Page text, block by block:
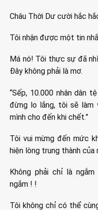
Châu Thời Dư cười hắc
Tôi nhận được một tin
Má nó! Tôi thực sự đã
Đây không phải là mơ.
“Sếp, 10.000 nhân dân
đừng lo lắng, tôi sẽ làm
mình cho đến khi chết.”
Tôi vui mừng đến mức
hiện lòng trung thành của
Không phải chỉ là
ngắm ! !
Tôi không chỉ có thể